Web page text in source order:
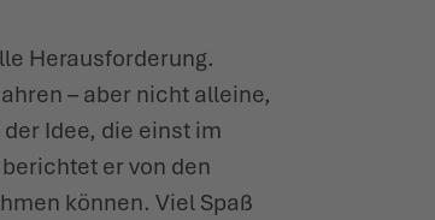
Heraus­for­derung.
– aber nicht alleine,
Idee, die einst im
er von den
können. Viel Spaß